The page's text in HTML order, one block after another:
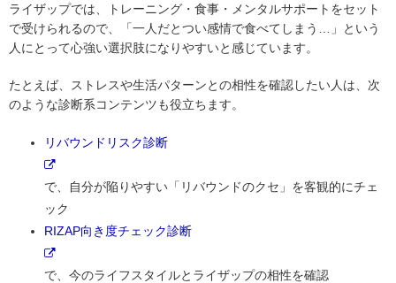
ライザップでは、トレーニング・食事・メンタルサポートをセット
で受けられるので、「一人だとつい感情で食べてしまう…」という
人にとって心強い選択肢になりやすいと感じています。
たとえば、ストレスや生活パターンとの相性を確認したい人は、次
のような診断系コンテンツも役立ちます。
リバウンドリスク診断
で、自分が陥りやすい「リバウンドのクセ」を客観的にチェ
ック
RIZAP向き度チェック診断
で、今のライフスタイルとライザップの相性を確認